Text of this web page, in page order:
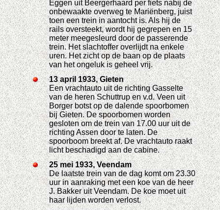
Eggen uit Beergerhaard per fiets nabij de
onbewaakte overweg te Mariënberg, juist
toen een trein in aantocht is. Als hij de
rails oversteekt, wordt hij gegrepen en 15
meter meegesleurd door de passerende
trein. Het slachtoffer overlijdt na enkele
uren. Het zicht op de baan op de plaats
van het ongeluk is geheel vrij.
13 april 1933, Gieten
Een vrachtauto uit de richting Gasselte
van de heren Schuttrup en v.d. Veen uit
Borger botst op de dalende spoorbomen
bij Gieten. De spoorbomen worden
gesloten om de trein van 17.00 uur uit de
richting Assen door te laten. De
spoorboom breekt af. De vrachtauto raakt
licht beschadigd aan de cabine.
25 mei 1933, Veendam
De laatste trein van de dag komt om 23.30
uur in aanraking met een koe van de heer
J. Bakker uit Veendam. De koe moet uit
haar lijden worden verlost.